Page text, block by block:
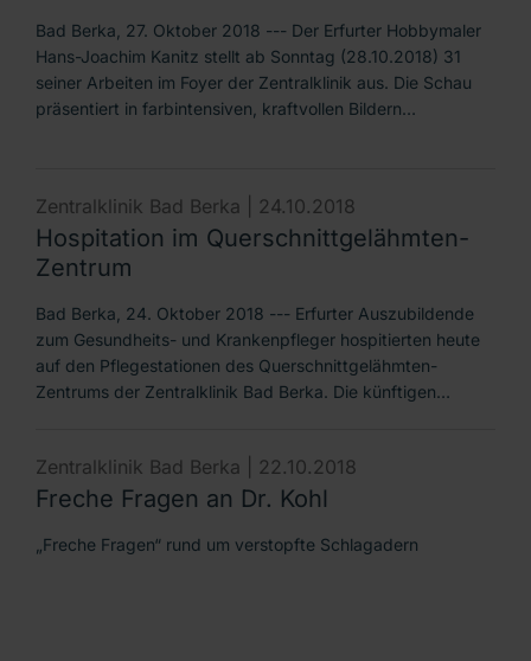
Bad Berka, 27. Oktober 2018 --- Der Erfurter Hobbymaler
Hans-Joachim Kanitz stellt ab Sonntag (28.10.2018) 31
seiner Arbeiten im Foyer der Zentralklinik aus. Die Schau
präsentiert in farbintensiven, kraftvollen Bildern…
Zentralklinik Bad Berka | 24.10.2018
Hospitation im Querschnittgelähmten-
Zentrum
Bad Berka, 24. Oktober 2018 --- Erfurter Auszubildende
zum Gesundheits- und Krankenpfleger hospitierten heute
auf den Pflegestationen des Querschnittgelähmten-
Zentrums der Zentralklinik Bad Berka. Die künftigen…
Zentralklinik Bad Berka | 22.10.2018
Freche Fragen an Dr. Kohl
„Freche Fragen“ rund um verstopfte Schlagadern